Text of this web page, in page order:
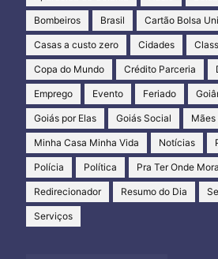
Bombeiros Brasil Cartão Bolsa
Casas a custo zero Cidades
Copa do Mundo Crédito Parceria
Emprego Evento Feriado
Goiás por Elas Goiás Social Mães
Minha Casa Minha Vida Notícias
Polícia Política Pra Ter Onde
Redirecionador Resumo do Dia
Serviços